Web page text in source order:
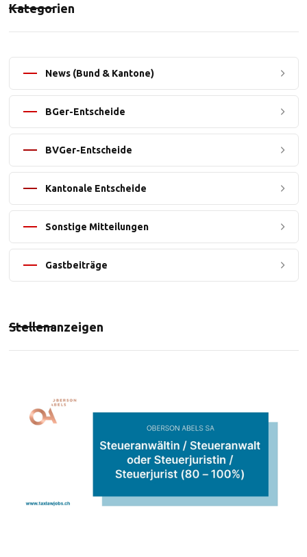
Kategorien
News (Bund & Kantone)
BGer-Entscheide
BVGer-Entscheide
Kantonale Entscheide
Sonstige Mitteilungen
Gastbeiträge
Stellenanzeigen